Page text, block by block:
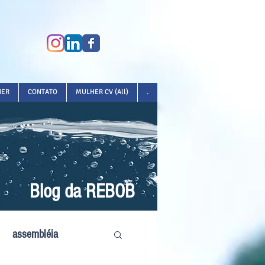
CONTATO MULHER CV (All) .
Blog da REBOB
assembléia